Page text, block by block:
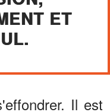
ET
Il est